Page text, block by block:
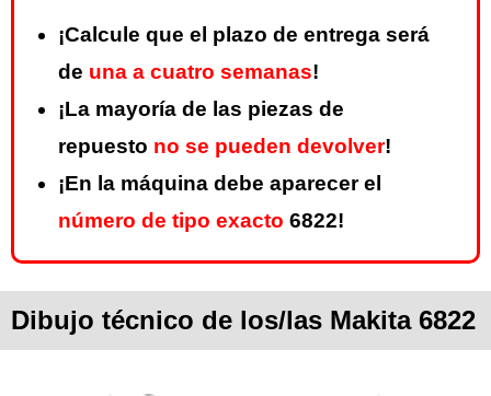
¡Calcule que el plazo de entrega será
de una a cuatro semanas!
¡La mayoría de las piezas de
repuesto no se pueden devolver!
¡En la máquina debe aparecer el
número de tipo exacto 6822!
Dibujo técnico de los/las Makita 6822